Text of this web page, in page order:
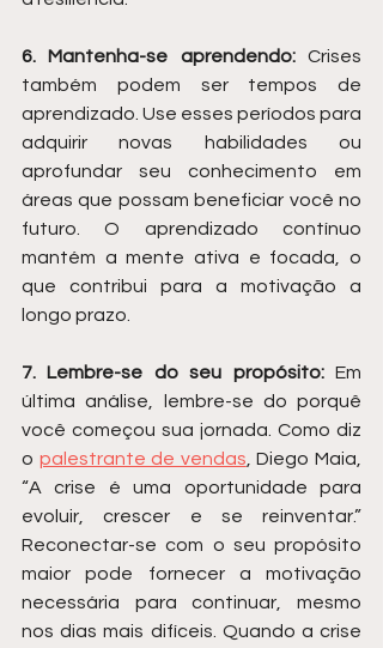
6. Mantenha-se aprendendo: Crises
também podem ser tempos de
aprendizado. Use esses períodos para
adquirir novas habilidades ou
aprofundar seu conhecimento em
áreas que possam beneficiar você no
futuro. O aprendizado contínuo
mantém a mente ativa e focada, o
que contribui para a motivação a
longo prazo.
7. Lembre-se do seu propósito: Em
última análise, lembre-se do porquê
você começou sua jornada. Como diz
o palestrante de vendas, Diego Maia,
“A crise é uma oportunidade para
evoluir, crescer e se reinventar.”
Reconectar-se com o seu propósito
maior pode fornecer a motivação
necessária para continuar, mesmo
nos dias mais difíceis. Quando a crise